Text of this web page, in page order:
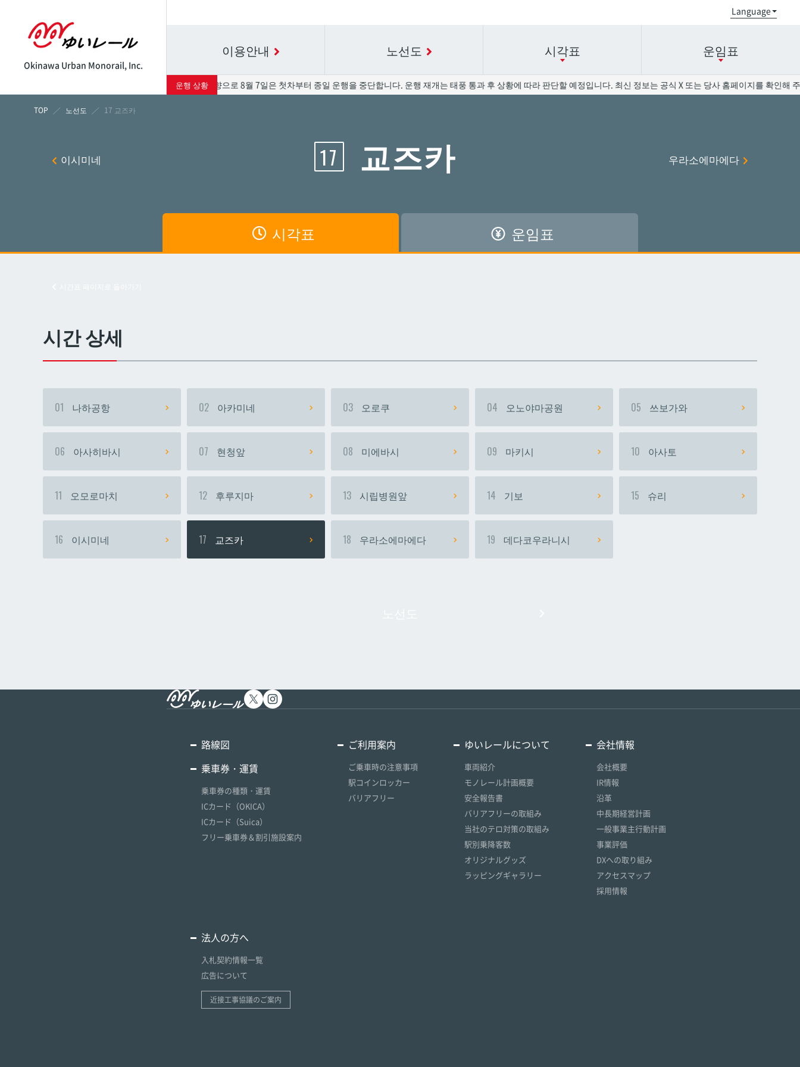
이용안내 노선도 시각표
아카미네
시립병원앞 기보 슈리 이시미네
운임표
아카미네
시립병원앞 기보 슈리 이시미네
Okinawa Urban Monorail, Inc.
운행 상황
태풍 13호의 영향으로 8월 7일은 첫차부터 종일 운행을 중단합니다. 운행 재개는 태풍 통과 후 상황에 따라 판단할 예정입니다. 최신 정보는 공식 X 또는 당사 홈페이지를 확인해 주십
노선도 17 교즈카
17 교즈카
시각표 운임표
이시미네 우라소에마에다
시간 상세
01 나하공항 02 아카미네 03 오로쿠 04 오노야마공원 05 쓰보가와
06 아사히바시 07 현청앞 08 미에바시 09 마키시 10 아사토
11 오모로마치 12 후루지마 13 시립병원앞 14 기보 15 슈리
16 이시미네 17 교즈카 18 우라소에마에다 19 데다코우라니시
路線図
乗車券・運賃
乗車券の種類・運賃
ICカード（OKICA）
ICカード（Suica）
フリー乗車券＆割引施設案内
ご利用案内
ご乗車時の注意事項
駅コインロッカー
バリアフリー
ゆいレールについて
車両紹介
モノレール計画概要
安全報告書
バリアフリーの取組み
当社のテロ対策の取組み
駅別乗降客数
オリジナルグッズ
ラッピングギャラリー
会社情報
会社概要
IR情報
沿革
中長期経営計画
一般事業主行動計画
事業評価
DXへの取り組み
アクセスマップ
採用情報
法人の方へ
入札契約情報一覧
広告について
近接工事協議のご案内